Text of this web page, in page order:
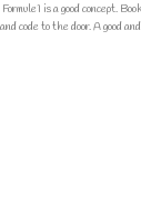
Formule1 is a good concept.
and code to the door. A good